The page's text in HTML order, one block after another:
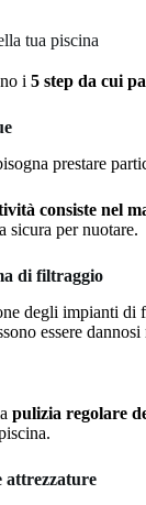
tua piscina
i 5 step da cui
prestare
consiste nel
sicura per nuotare.
di filtraggio
degli impianti di
essere
pulizia regolare
attrezzature